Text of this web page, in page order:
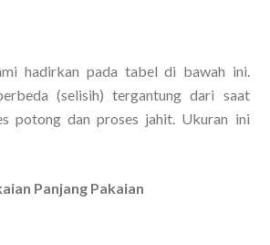
hadirkan pada tabel di bawah ini.
(selisih) tergantung dari saat
potong dan proses jahit. Ukuran ini
Panjang Pakaian